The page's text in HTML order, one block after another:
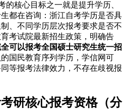
的核心目标之一就是提升学历、
都在咨询：浙江自考学历是否具
、不同学历层次报考要求是否不
考试院最新招生政策，明确告
可以报考全国硕士研究生统一招
的国民教育序列学历，学信网可
等报考法律效力，不存在歧视报
研核心报考资格（分